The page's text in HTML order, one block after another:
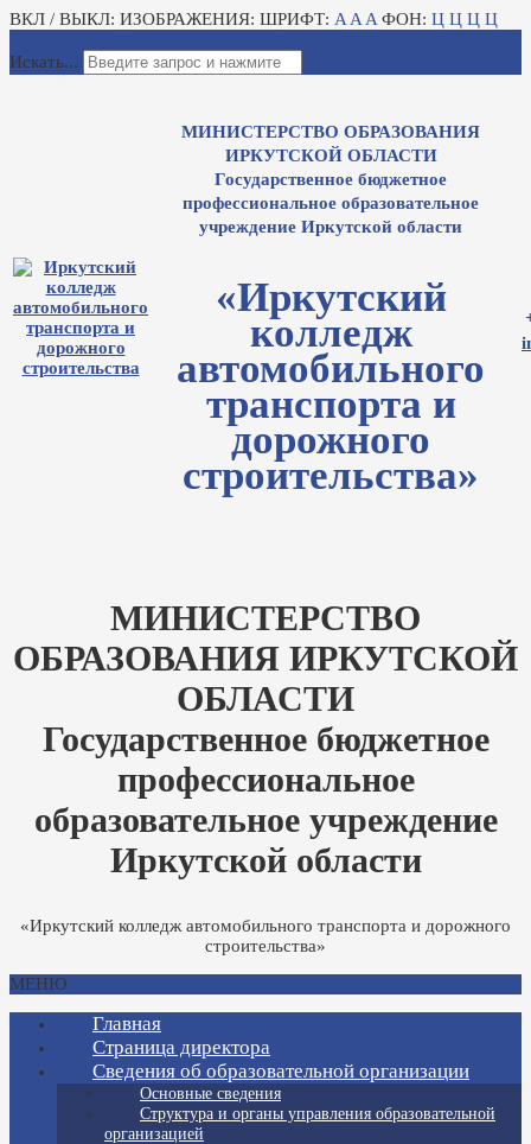
ВКЛ / ВЫКЛ: ИЗОБРАЖЕНИЯ: ШРИФТ: A A A ФОН: Ц Ц Ц Ц
Искать...
МИНИСТЕРСТВО ОБРАЗОВАНИЯ
ИРКУТСКОЙ ОБЛАСТИ
Государственное бюджетное
профессиональное образовательное
учреждение Иркутской области
«Иркутский
колледж
автомобильного
транспорта и
дорожного
строительства»
МИНИСТЕРСТВО
ОБРАЗОВАНИЯ ИРКУТСКОЙ
ОБЛАСТИ
Государственное бюджетное
профессиональное
образовательное учреждение
Иркутской области
«Иркутский колледж автомобильного транспорта и дорожного
строительства»
МЕНЮ
Главная
Страница директора
Сведения об образовательной организации
Основные сведения
Структура и органы управления образовательной
организацией